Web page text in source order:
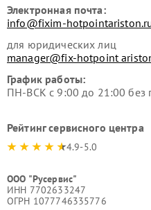
Электронная почта:
info@fixim-
для юридических лиц
manager@fix-hotpoint
График работы:
ПН-ВСК с 9:00 до 21:00 без
Рейтинг сервисного центра
4.9-5.0
ООО "Русервис"
ИНН 7702633247
ОГРН 1077746335776